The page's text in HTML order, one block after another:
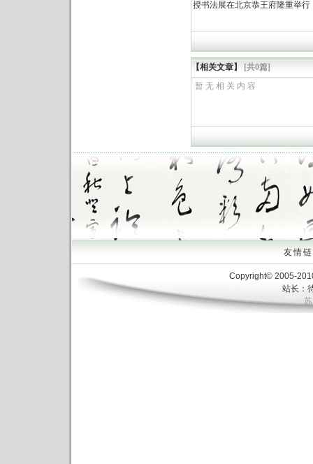
授书法展在北京恭王府隆重举行
【相关文章】
[共0篇]
暂 无 相 关 内 容
友情
Copyright© 2005-
站长：